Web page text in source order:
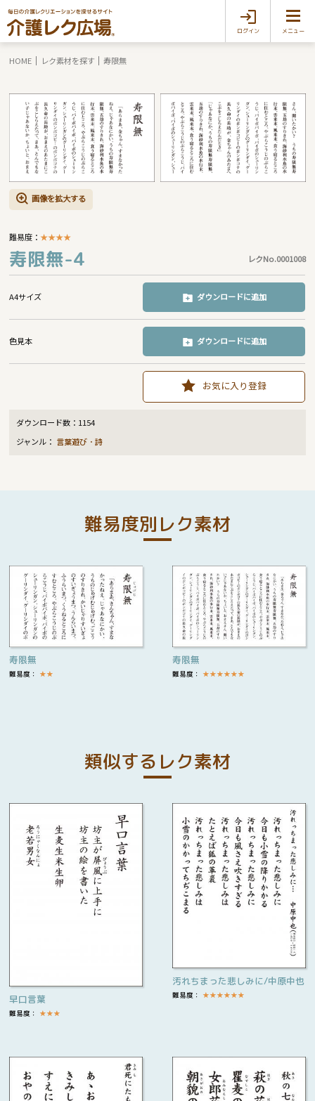
ログイン メニュー
HOME レク素材を探す 寿限無
画像を拡大する
難易度：★★★★
寿限無-4 レクNo.0001008
A4サイズ ダウンロードに追加
色見本 ダウンロードに追加
お気に入り登録
ダウンロード数： 1154
ジャンル： 言葉遊び・詩
難易度別レク素材
寿限無
難易度： ★★
寿限無
難易度： ★★★★★★
類似するレク素材
早口言葉
難易度： ★★★
汚れちまった悲しみに/中原中也
難易度： ★★★★★★